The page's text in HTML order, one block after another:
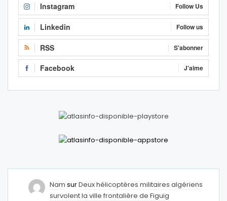
Instagram Follow Us
Linkedin Follow us
RSS S'abonner
Facebook J'aime
Nam surDeux hélicoptères militaires algériens
survolent la ville frontalière de Figuig